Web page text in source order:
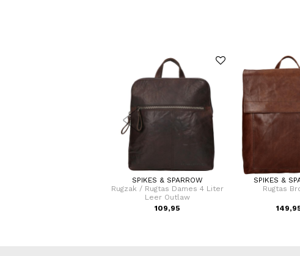
SPIKES & SPARROW
Rugzak / Rugtas Dames 4 Liter
Leer Outlaw
109,95
SPIKES &
Rugtas